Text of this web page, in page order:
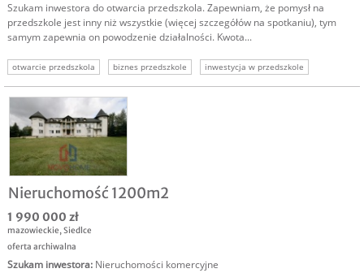
Szukam inwestora do otwarcia przedszkola. Zapewniam, że pomysł na
przedszkole jest inny niż wszystkie (więcej szczegółów na spotkaniu), tym
samym zapewnia on powodzenie działalności. Kwota...
otwarcie przedszkola biznes przedszkole inwestycja w przedszkole
Nieruchomość 1200m2
1 990 000 zł
mazowieckie,Siedlce
oferta archiwalna
Szukam inwestora: Nieruchomości komercyjne